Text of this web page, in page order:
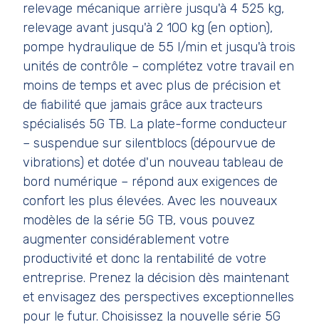
relevage mécanique arrière jusqu'à 4 525 kg,
relevage avant jusqu'à 2 100 kg (en option),
pompe hydraulique de 55 l/min et jusqu'à trois
unités de contrôle – complétez votre travail en
moins de temps et avec plus de précision et
de fiabilité que jamais grâce aux tracteurs
spécialisés 5G TB. La plate-forme conducteur
– suspendue sur silentblocs (dépourvue de
vibrations) et dotée d'un nouveau tableau de
bord numérique – répond aux exigences de
confort les plus élevées. Avec les nouveaux
modèles de la série 5G TB, vous pouvez
augmenter considérablement votre
productivité et donc la rentabilité de votre
entreprise. Prenez la décision dès maintenant
et envisagez des perspectives exceptionnelles
pour le futur. Choisissez la nouvelle série 5G